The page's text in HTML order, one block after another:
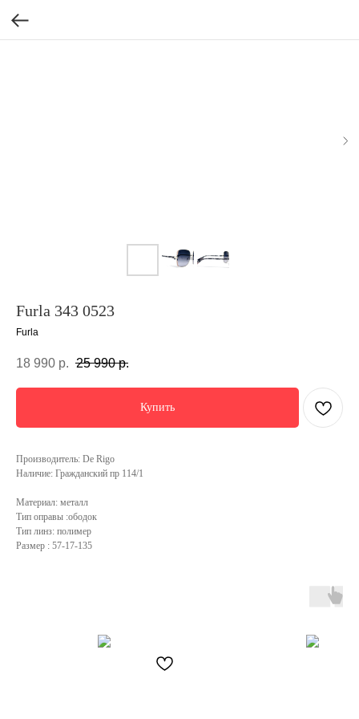
Furla 343 0523
Furla
18 990 р. 25 990 р.
Купить
Производитель: De Rigo
Наличие: Гражданский пр 114/1
Материал: металл
Тип оправы :ободок
Тип линз: полимер
Размер : 57-17-135